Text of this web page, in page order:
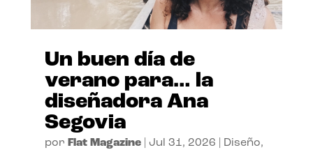
Un buen día de
verano para… la
diseñadora Ana
Segovia
por Flat Magazine| Jul 31, 2026 Diseño,